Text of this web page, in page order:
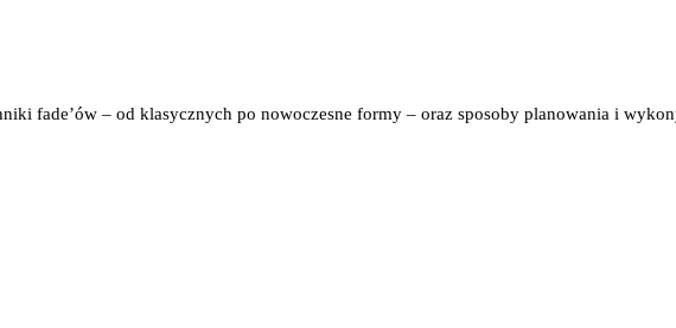
fade’ów – od klasycznych po nowoczesne formy – oraz sposoby planowania i